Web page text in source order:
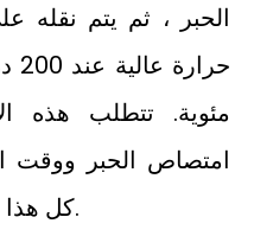
الحبر ، ثم يتم نقله
مئوية. تتطلب هذه
امتصاص الحبر ووقت
كل هذا يتأثر بتكنولوجيا طلاء الورق.